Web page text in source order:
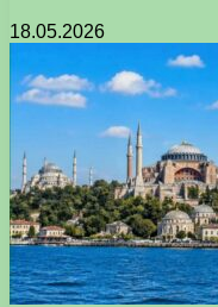
18.05.2026